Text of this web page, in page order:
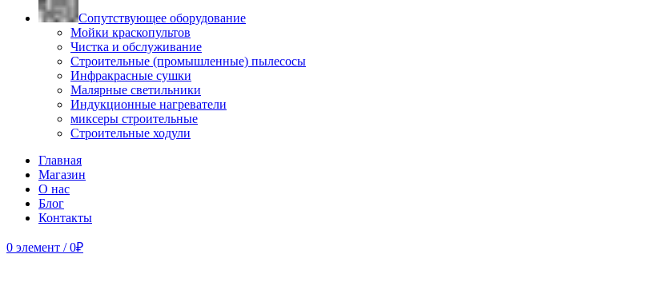
Сопутствующее оборудование
Мойки краскопультов
Чистка и обслуживание
Строительные (промышленные) пылесосы
Инфракрасные сушки
Малярные светильники
Индукционные нагреватели
миксеры строительные
Строительные ходули
Главная
Магазин
О нас
Блог
Контакты
0 элемент / 0₽